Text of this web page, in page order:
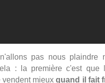
pas nous plaindre
: la première c'est que
vendent mieuxquand il fait